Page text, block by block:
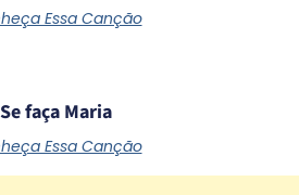
Essa Canção
Se faça Maria
Essa Canção